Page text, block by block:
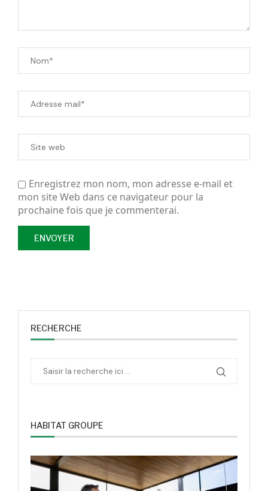
Enregistrez mon nom, mon adresse e-mail et
mon site Web dans ce navigateur pour la
prochaine fois que je commenterai.
RECHERCHE
HABITAT GROUPE